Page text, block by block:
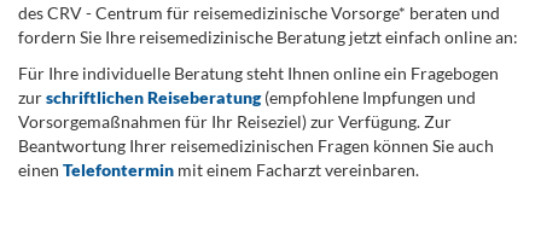
des CRV - Centrum für reisemedizinische Vorsorge* beraten und
fordern Sie Ihre reisemedizinische Beratung jetzt einfach online an:
Für Ihre individuelle Beratung steht Ihnen online ein Fragebogen
zurschriftlichen Reiseberatung(empfohlene Impfungen und
Vorsorgemaßnahmen für Ihr Reiseziel) zur Verfügung. Zur
Beantwortung Ihrer reisemedizinischen Fragen können Sie auch
einen Telefontermin mit einem Facharzt vereinbaren.